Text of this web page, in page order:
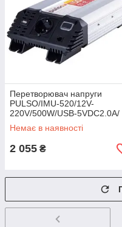
Перетворювач напруги
PULSO/IMU-520/12V-
220V/500W/USB-5VDC2.0A/
мод.хвиля/клеми
Немає в наявності
2 055 ₴